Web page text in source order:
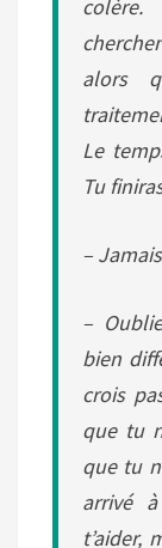
colère.
alors
Le
Tu
–
–
bien
crois
que tu
que tu
arrivé
t’aider,